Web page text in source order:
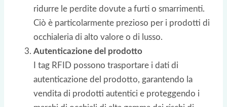
ridurre le perdite dovute a furti o smarrimenti.
Ciò è particolarmente prezioso per i prodotti di
occhialeria di alto valore o di lusso.
Autenticazione del prodotto
I tag RFID possono trasportare i dati di
autenticazione del prodotto, garantendo la
vendita di prodotti autentici e proteggendo i